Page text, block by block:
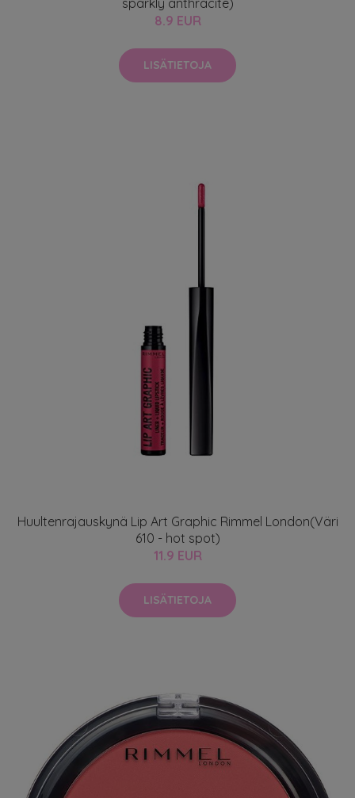
sparkly anthracite)
8.9 EUR
LISÄTIETOJA
Huultenrajauskynä Lip Art Graphic Rimmel London(Väri
610 - hot spot)
11.9 EUR
LISÄTIETOJA